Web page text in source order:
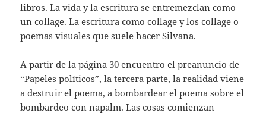
libros. La vida y la escritura se entremezclan como
un collage. La escritura como collage y los collage o
poemas visuales que suele hacer Silvana.
A partir de la página 30 encuentro el preanuncio de
“Papeles políticos”, la tercera parte, la realidad viene
a destruir el poema, a bombardear el poema sobre el
bombardeo con napalm. Las cosas comienzan